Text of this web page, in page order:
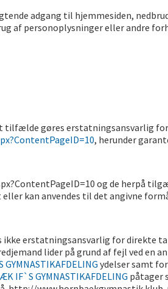
adgang til hjemmesiden,
af personoplysninger eller andre
tilfælde gøres erstatningsansvarlig for
, herunder
og de herpå
kan anvendes til det angivne
ikke erstatningsansvarlig for direkte
lider på grund af fejl ved en
ydelser samt
IF`S GYMNASTIKAFDELING påtager